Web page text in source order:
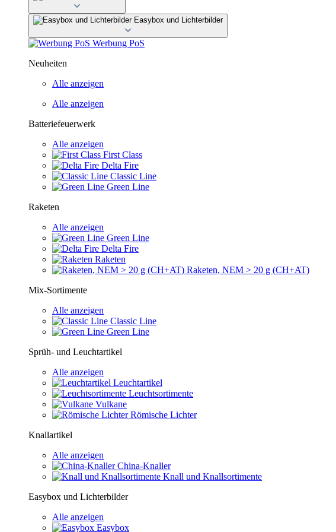
Easybox und Lichterbilder
Werbung PoS
Neuheiten
Alle anzeigen
Alle anzeigen
Batteriefeuerwerk
Alle anzeigen
First Class
Delta Fire
Classic Line
Green Line
Raketen
Alle anzeigen
Green Line
Delta Fire
Raketen
Raketen, NEM > 20 g (CH+AT)
Mix-Sortimente
Alle anzeigen
Classic Line
Green Line
Sprüh- und Leuchtartikel
Alle anzeigen
Leuchtartikel
Leuchtsortimente
Vulkane
Römische Lichter
Knallartikel
Alle anzeigen
China-Knaller
Knall und Knallsortimente
Easybox und Lichterbilder
Alle anzeigen
Easybox